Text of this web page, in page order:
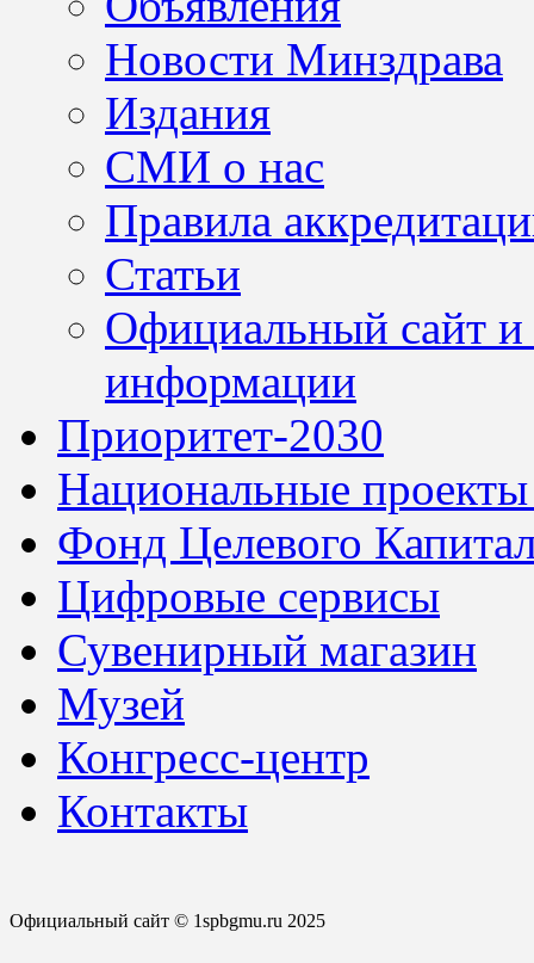
Новости Минздрава
Издания
СМИ о нас
Правила
Статьи
Официальный сайт
информации
Приоритет-2030
Национальные
Фонд Целевого
Цифровые сервисы
Сувенирный магазин
Музей
Конгресс-центр
Контакты
Официальный сайт © 1spbgmu.ru 2025